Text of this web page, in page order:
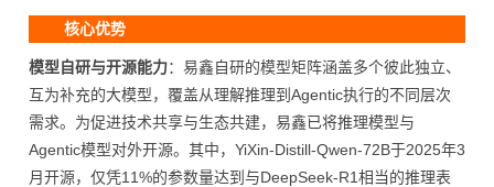
核心优势
模型自研与开源能力：易鑫自研的模型矩阵涵盖多个彼此独立、
互为补充的大模型，覆盖从理解推理到Agentic执行的不同层次
需求。为促进技术共享与生态共建，易鑫已将推理模型与
Agentic模型对外开源。其中，YiXin-Distill-Qwen-72B于2025年3
月开源，仅凭11%的参数量达到与DeepSeek-R1相当的推理表